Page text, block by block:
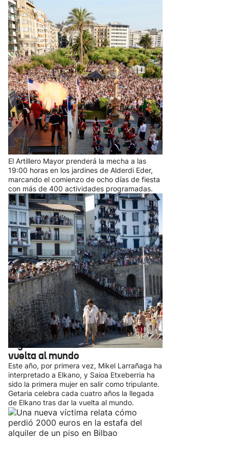
El cañonazo inaugura este sábado
la Semana Grande de San
Sebastián
El Artillero Mayor prenderá la mecha a las
19:00 horas en los jardines de Alderdi Eder,
marcando el comienzo de ocho días de fiesta
con más de 400 actividades programadas.
Escenifican en Getaria el
momento en el que Elkano
regresó a su tierra natal tras dar la
vuelta al mundo
Este año, por primera vez, Mikel Larrañaga ha
interpretado a Elkano, y Saioa Etxeberria ha
sido la primera mujer en salir como tripulante.
Getaria celebra cada cuatro años la llegada
de Elkano tras dar la vuelta al mundo.